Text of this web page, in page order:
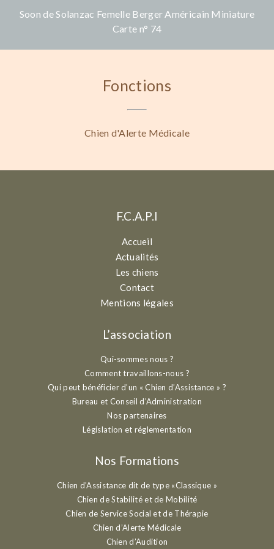
Soon de Solanzac Femelle Berger Américain Miniature
Carte n° 74
Fonctions
Chien d'Alerte Médicale
F.C.A.P.I
Accueil
Actualités
Les chiens
Contact
Mentions légales
L’association
Qui-sommes nous ?
Comment travaillons-nous ?
Qui peut bénéficier d’un « Chien d’Assistance » ?
Bureau et Conseil d’Administration
Nos partenaires
Législation et réglementation
Nos Formations
Chien d’Assistance dit de type «Classique »
Chien de Stabilité et de Mobilité
Chien de Service Social et de Thérapie
Chien d’Alerte Médicale
Chien d’Audition